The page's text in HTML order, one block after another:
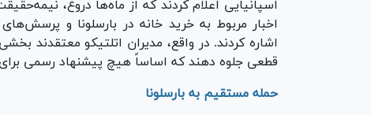
اسپانیایی اعلام کردند که از ماه‌ها دروغ،
اخبار مربوط به خرید خانه در بارسلونا و پرسش‌های
اشاره کردند. در واقع، مدیران اتلتیکو معتقدند
قطعی جلوه دهند که اساساً هیچ پیشنهاد رسمی
حمله مستقیم به بارسلونا